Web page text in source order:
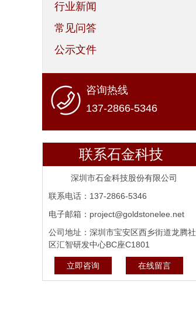
行业新闻
常见问答
公示文件
咨询热线
137-2866-5346
联系石金科技
深圳市石金科技股份有限公司
联系电话：137-2866-5346
电子邮箱：project@goldstonelee.net
公司地址：深圳市宝安区西乡街道龙腾社
区汇智研发中心BC座C1801
立即咨询 在线留言